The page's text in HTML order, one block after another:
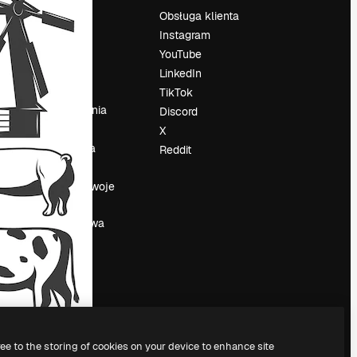
Cennik
Reviews
Kariera
Trendy
wyszukiwania
Blog
Wydarzenia
Slidesgo
Sprzedaj swoje
treści
Sala prasowa
Szukasz
magnific.ai
Obsługa klienta
Instagram
YouTube
LinkedIn
TikTok
Discord
X
Reddit
to the storing of cookies on your device to enhance site